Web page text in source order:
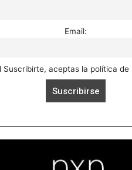
Email:
Suscribirte, aceptas la política de